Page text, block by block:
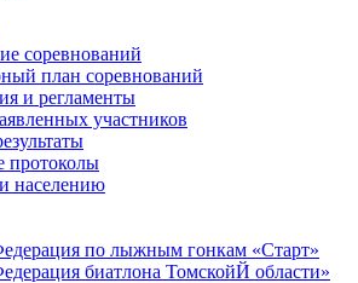
соревнований
план соревнований
и регламенты
участников
протоколы
населению
по лыжным гонкам «Старт»
биатлона ТомскойЙ области»